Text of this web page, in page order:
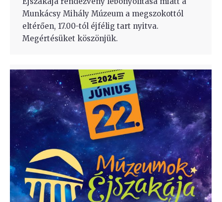
Munkácsy Mihály Múzeum a megszokottól
eltérően, 17.00-tól éjfélig tart nyitva.
Megértésüket köszönjük.